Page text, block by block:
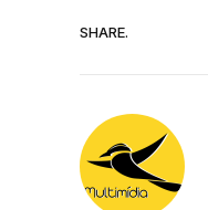
SHARE.